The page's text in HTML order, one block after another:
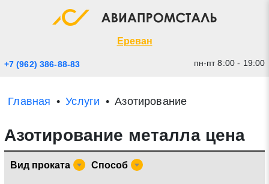
Ереван
+7 (962) 386-88-83 пн-пт 8:00 - 19:00
Главная Услуги Азотирование
Азотирование металла цена
Вид проката Способ
Экспресс заявка